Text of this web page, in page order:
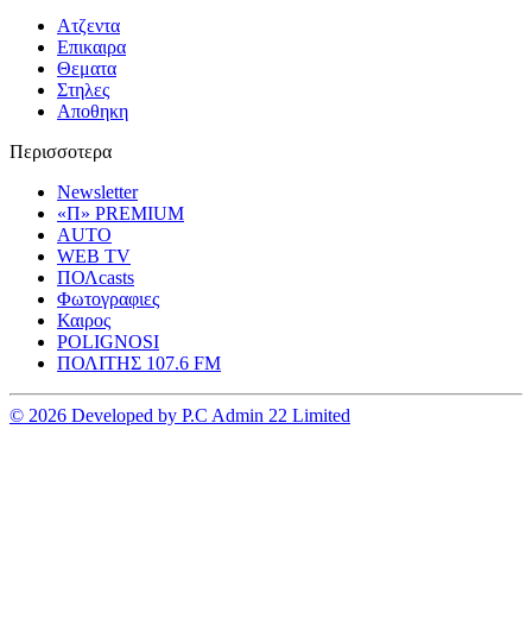
Ατζεντα
Επικαιρα
Θεματα
Στηλες
Αποθηκη
Περισσοτερα
Newsletter
«Π» PREMIUM
AUTO
WEB TV
ΠΟΛcasts
Φωτογραφιες
Καιρος
POLIGNOSI
ΠΟΛΙΤΗΣ 107.6 FM
© 2026 Developed by P.C Admin 22 Limited